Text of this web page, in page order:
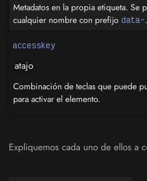
Metadatos en la propia etiqueta. Se
cualquier nombre con prefijo data-.
accesskey
atajo
Combinación de teclas que puede
para activar el elemento.
Expliquemos cada uno de ellos a